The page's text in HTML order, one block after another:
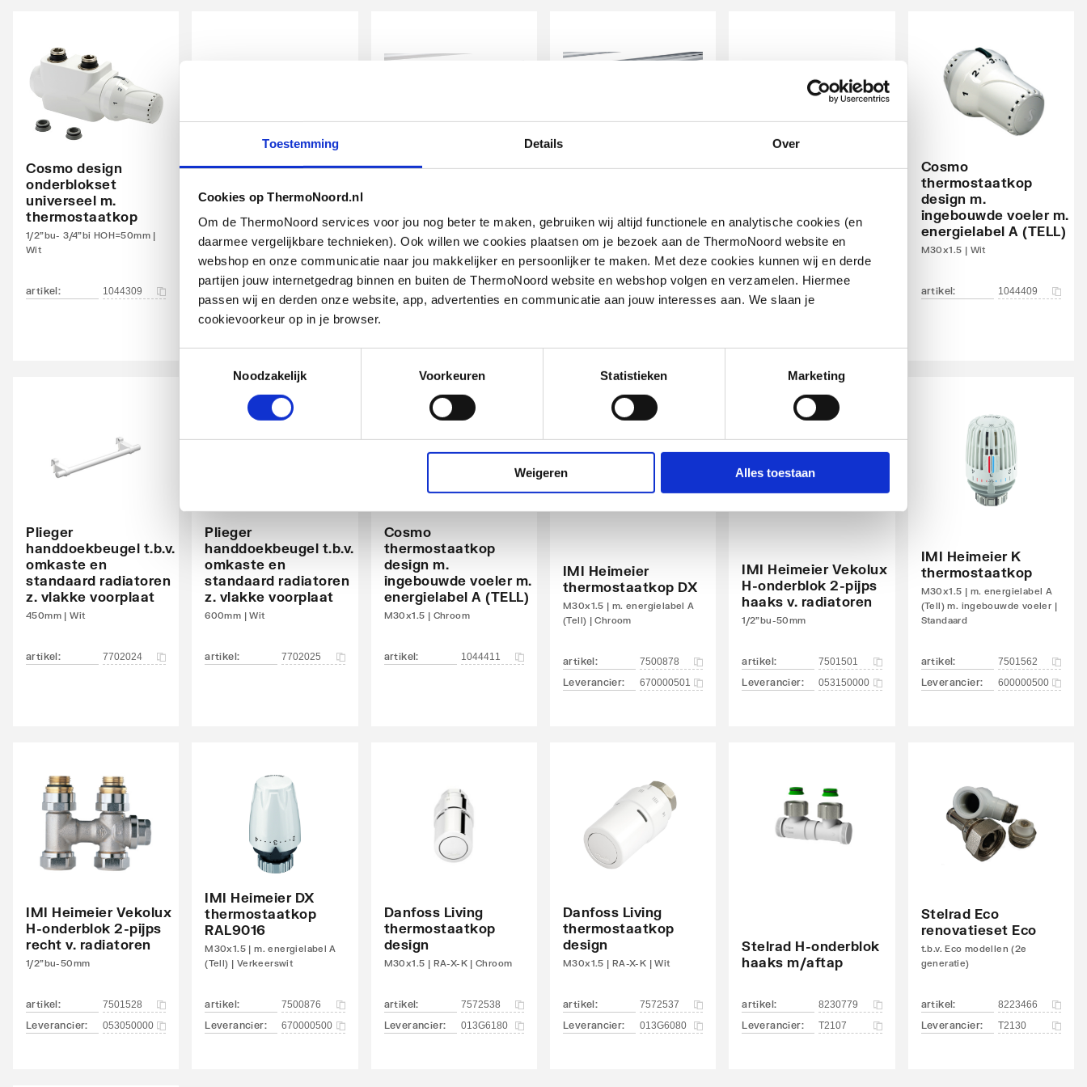
Toestemming Details Over
Cookies op ThermoNoord.nl
Om de ThermoNoord services voor jou nog beter te maken, gebruiken wij altijd functionele en analytische cookies (en
daarmee vergelijkbare technieken). Ook willen we cookies plaatsen om je bezoek aan de ThermoNoord website en
webshop en onze communicatie naar jou makkelijker en persoonlijker te maken. Met deze cookies kunnen wij en derde
partijen jouw internetgedrag binnen en buiten de ThermoNoord website en webshop volgen en verzamelen. Hiermee
passen wij en derden onze website, app, advertenties en communicatie aan jouw interesses aan. We slaan je
cookievoorkeur op in je browser.
Noodzakelijk
Voorkeuren Statistieken Marketing
Weigeren Alles toestaan
laboratorium
N-exponent
Max. werkdruk 10
Standaard kleur Ja
Kleur Wit
9016
Glansgraad Glanzend
Ja
Aantal standaard aansluitingen
Aansluitcombi 18 onderzijde links/onderzijde
rechts
Nee
Aansluitcombi 32 zijkant linksboven/zijkant
Nee
Aansluitcombi 37 zijkant linksboven/zijkant
Nee
Aansluitcombi 45 bovenzijde links/bovenzijde
rechts
Aansluitcombi 48 bovenzijde links/onderzijde
rechts
Aansluitcombi 58 bovenzijde
rechts/onderzijde rechts
linksonder
Cosmo design
onderblokset
universeel m.
thermostaatkop
1/2"bu- 3/4"bi HOH=50mm |
Wit
artikel: 1044309
Cosmo design
universeel m.
thermostaatkop
1/2"bu- 3/4"bi HOH=50mm |
Chroom
artikel
IMI Heimeier Multilux
recht en haaks
R1/2" - G3/4" HOH 50mm |
design-uitvoering | Wit
artikel: 1602445
IMI Heimeier Multilux
recht en haaks
R1/2" - G3/4" HOH 50mm |
design-uitvoering | Chroom
artikel: 1602447
4 aansluitset, 1 of 2-
pijps
Zwart
artikel:
Cosmo
thermostaatkop
design m.
ingebouwde voeler m.
energielabel A (TELL)
M30x1.5 | Wit
artikel: 1044409
Plieger
handdoekbeugel t.b.v.
omkaste en
standaard radiatoren
z. vlakke voorplaat
450mm | Wit
artikel: 7702024
Plieger
handdoekbeugel t.b.v.
omkaste en
standaard radiatoren
z. vlakke voorplaat
600mm | Wit
artikel: 7702025
Cosmo
thermostaatkop
design m.
ingebouwde voeler m.
energielabel A (TELL)
M30x1.5 | Chroom
artikel: 1044411
IMI Heimeier
thermostaatkop DX
M30x1.5 | m. energielabel A
(Tell) | Chroom
artikel: 7500878
Leverancier: 670000501
IMI Heimeier Vekolux
H-onderblok 2-pijps
haaks v. radiatoren
1/2"bu-50mm
artikel: 7501501
Leverancier: 053150000
IMI Heimeier K
thermostaatkop
M30x1.5 | m. energielabel A
(Tell) m. ingebouwde voeler |
Standaard
artikel: 7501562
Leverancier: 600000500
IMI Heimeier Vekolux
H-onderblok 2-pijps
recht v. radiatoren
1/2"bu-50mm
artikel: 7501528
Leverancier: 053050000
IMI Heimeier DX
thermostaatkop
RAL9016
M30x1.5 | m. energielabel A
(Tell) | Verkeerswit
artikel: 7500876
Leverancier: 670000500
Danfoss Living
thermostaatkop
design
M30x1.5 | RA-X-K | Chroom
artikel: 7572538
Leverancier: 013G6180
Danfoss Living
thermostaatkop
design
M30x1.5 | RA-X-K | Wit
artikel: 7572537
Leverancier: 013G6080
Stelrad H-onderblok
haaks m/aftap
artikel: 8230779
Leverancier: T2107
Stelrad Eco
renovatieset Eco
t.b.v. Eco modellen (2e
generatie)
artikel: 8223466
Leverancier: T2130